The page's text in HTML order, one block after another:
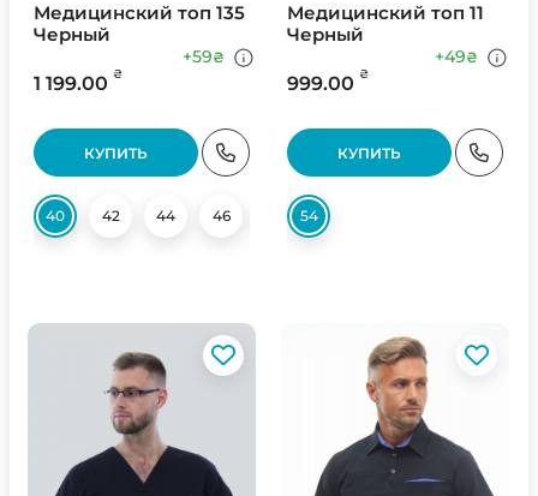
Медицинский топ 135
Черный
1 199.00 ₴
+59₴
КУПИТЬ
40 42 44 46 50
Медицинский топ 11
Черный
999.00 ₴
+49₴
КУПИТЬ
54